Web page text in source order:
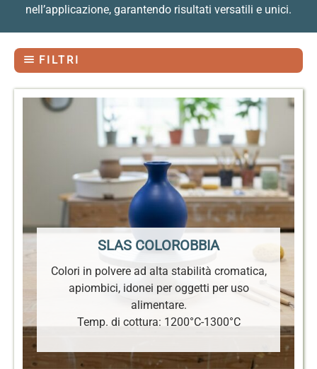
nell’applicazione, garantendo risultati versatili e unici.
FILTRI
SLAS COLOROBBIA
Colori in polvere ad alta stabilità cromatica,
apiombici, idonei per oggetti per uso
alimentare.
Temp. di cottura: 1200°C-1300°C